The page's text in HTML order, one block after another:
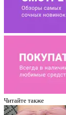
Читайте также